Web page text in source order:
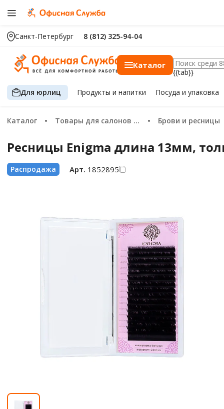
Санкт-Петербург 8 (812) 325-94-04
Каталог
{{tab}}
Для юрлиц Продуктыи напитки Посуда и упаковка
Каталог Товары для салонов красоты Брови и ресницы
Ресницы Enigma длина 13мм,
Распродажа Арт. 1852895